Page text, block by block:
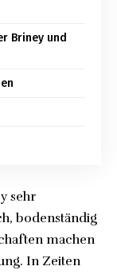
Briney und
sehr
bodenständig
machen
In Zeiten